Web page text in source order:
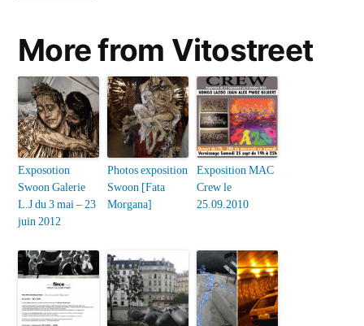
More from Vitostreet
Exposotion
Swoon Galerie
L.J du 3 mai – 23
juin 2012
Photos exposition
Swoon [Fata
Morgana]
Exposition MAC
Crew le
25.09.2010